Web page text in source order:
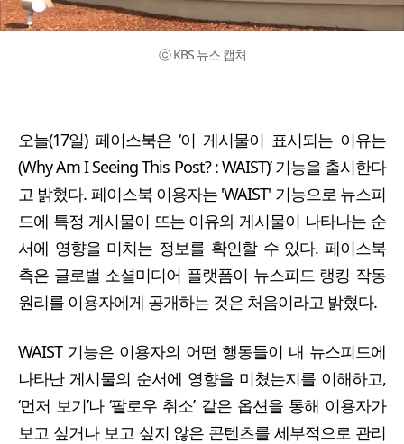
ⓒ KBS 뉴스 캡처
오늘(17일) 페이스북은 ‘이 게시물이 표시되는 이유는
(Why Am I Seeing This Post? : WAIST)’ 기능을 출시한다
고 밝혔다. 페이스북 이용자는 'WAIST' 기능으로 뉴스피
드에 특정 게시물이 뜨는 이유와 게시물이 나타나는 순
서에 영향을 미치는 정보를 확인할 수 있다. 페이스북
측은 글로벌 소셜미디어 플랫폼이 뉴스피드 랭킹 작동
원리를 이용자에게 공개하는 것은 처음이라고 밝혔다.
WAIST 기능은 이용자의 어떤 행동들이 내 뉴스피드에
나타난 게시물의 순서에 영향을 미쳤는지를 이해하고,
‘먼저 보기’나 ‘팔로우 취소’ 같은 옵션을 통해 이용자가
보고 싶거나 보고 싶지 않은 콘텐츠를 세부적으로 관리